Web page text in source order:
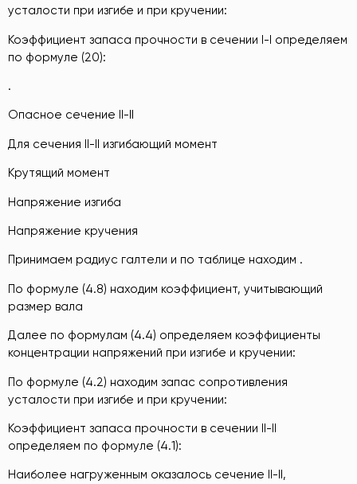
усталости при изгибе и при кручении:
Коэффициент запаса прочности в сечении I-I определяем
по формуле (20):
.
Опасное сечение II-II
Для сечения II-II изгибающий момент
Крутящий момент
Напряжение изгиба
Напряжение кручения
Принимаем радиус галтели и по таблице находим .
По формуле (4.8) находим коэффициент, учитывающий
размер вала
Далее по формулам (4.4) определяем коэффициенты
концентрации напряжений при изгибе и кручении:
По формуле (4.2) находим запас сопротивления
усталости при изгибе и при кручении:
Коэффициент запаса прочности в сечении II-II
определяем по формуле (4.1):
Наиболее нагруженным оказалось сечение II-II,